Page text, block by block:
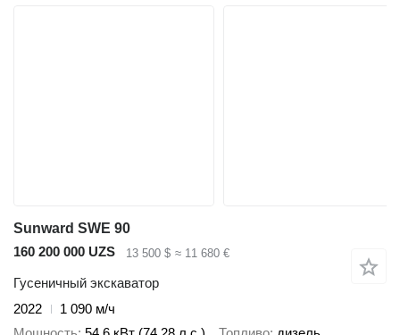
Sunward SWE 90
160 200 000 UZS
13 500 $ ≈ 11 680 €
Гусеничный экскаватор
2022
1 090 м/ч